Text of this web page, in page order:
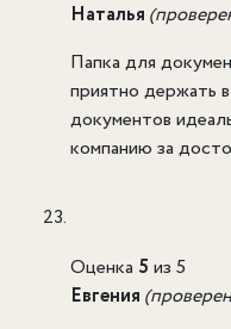
Наталья
Папка для
приятно держать
документов
компанию за
Оценка 5 из 5
Евгения